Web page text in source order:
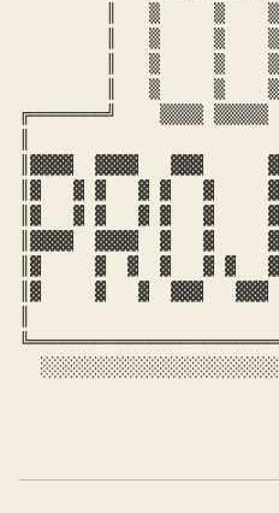
▒     ▒
▒     ▒
▒     ▒
▒     ▒
╔═══════╝
▒▒▒▒
║
║▓▓▓▓  ▓▓▓▓   ▓▓▓      ▓
║▓
▓ ▓   ▓ ▓   ▓
║▓
▓ ▓   ▓ ▓   ▓
║▓▓▓▓  ▓▓▓▓  ▓   ▓
║▓
▓  ▓  ▓   ▓ ▓
║▓
▓   ▓  ▓▓▓   ▓▓▓
║